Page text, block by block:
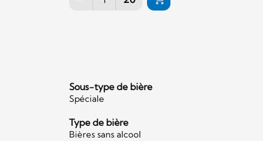
Sous-type de bière
Spéciale
Type de bière
Bières sans alcool